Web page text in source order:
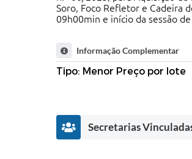
Soro, Foco Refletor e Cadeira
09h00min e início da sessão
Informação Complementar
Tipo: Menor Preço por lote
Secretarias